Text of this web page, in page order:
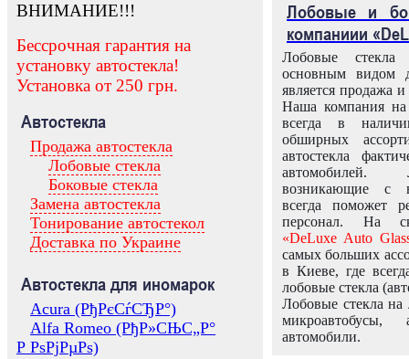
ВНИМАНИЕ!!!
Бессрочная гарантия на
установку автостекла!
Установка от 250 грн.
Автостекла
Продажа автостекла
Лобовые стекла
Боковые стекла
Замена автостекла
Тонирование автостекол
Доставка по Украине
Автостекла для иномарок
Acura (РђРєСѓСЂР°)
Alfa Romeo (РђР»СЊС„Р°
Р РѕРјРµРѕ)
Лобовые и
компаниии
Лобовые
основным видом
является продажа и
Наша компания на
всегда в
обширных
автостекла
возникающие с
всегда поможет
персонал. На
«DeLuxe Auto
самых больших
в Киеве, где
лобовые стекла
Лобовые стекла на
микроавтобусы,
автомобили.